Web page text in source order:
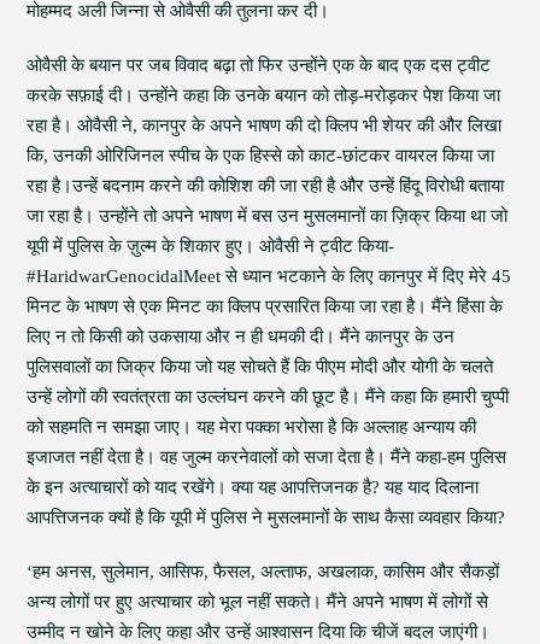
मोहम्मद अली जिन्ना से ओवैसी की तुलना कर दी।
ओवैसी के बयान पर जब विवाद बढ़ा तो फिर उन्होंने एक के बाद एक दस ट्वीट
करके सफ़ाई दी। उन्होंने कहा कि उनके बयान को तोड़-मरोड़कर पेश किया जा
रहा है। ओवैसी ने, कानपुर के अपने भाषण की दो क्लिप भी शेयर की और लिखा
कि, उनकी ओरिजिनल स्पीच के एक हिस्से को काट-छांटकर वायरल किया जा
रहा है।उन्हें बदनाम करने की कोशिश की जा रही है और उन्हें हिंदू विरोधी बताया
जा रहा है। उन्होंने तो अपने भाषण में बस उन मुसलमानों का ज़िक्र किया था जो
यूपी में पुलिस के ज़ुल्म के शिकार हुए। ओवैसी ने ट्वीट किया-
#HaridwarGenocidalMeet से ध्यान भटकाने के लिए कानपुर में दिए मेरे 45
मिनट के भाषण से एक मिनट का क्लिप प्रसारित किया जा रहा है। मैंने हिंसा के
लिए न तो किसी को उकसाया और न ही धमकी दी। मैंने कानपुर के उन
पुलिसवालों का जिक्र किया जो यह सोचते हैं कि पीएम मोदी और योगी के चलते
उन्हें लोगों की स्वतंत्रता का उल्लंघन करने की छूट है। मैंने कहा कि हमारी चुप्पी
को सहमति न समझा जाए। यह मेरा पक्का भरोसा है कि अल्लाह अन्याय की
इजाजत नहीं देता है। वह जुल्म करनेवालों को सजा देता है। मैंने कहा-हम पुलिस
के इन अत्याचारों को याद रखेंगे। क्या यह आपत्तिजनक है? यह याद दिलाना
आपत्तिजनक क्यों है कि यूपी में पुलिस ने मुसलमानों के साथ कैसा व्यवहार किया?
‘हम अनस, सुलेमान, आसिफ, फैसल, अल्ताफ, अखलाक, कासिम और सैकड़ों
अन्य लोगों पर हुए अत्याचार को भूल नहीं सकते। मैंने अपने भाषण में लोगों से
उम्मीद न खोने के लिए कहा और उन्हें आश्वासन दिया कि चीजें बदल जाएंगी।